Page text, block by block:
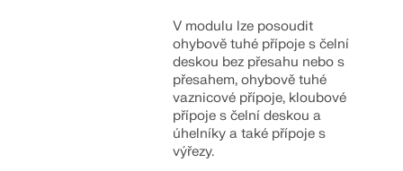
V modulu lze posoudit
ohybově tuhé přípoje s čelní
deskou bez přesahu nebo s
přesahem, ohybově tuhé
vaznicové přípoje, kloubové
přípoje s čelní deskou a
úhelníky a také přípoje s
výřezy.